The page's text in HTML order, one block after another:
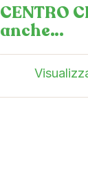
CENTRO
anche…